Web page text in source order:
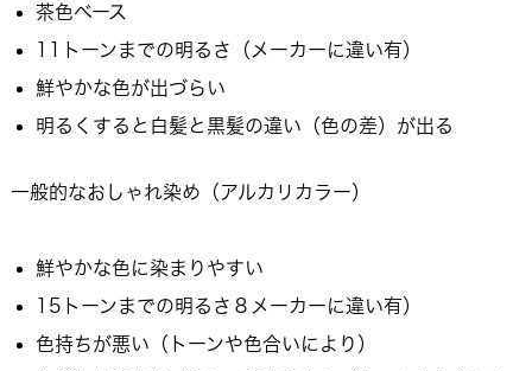
茶色ベース
11トーンまでの明るさ（メーカーに違い有）
鮮やかな色が出づらい
明るくすると白髪と黒髪の違い（色の差）が出る
一般的なおしゃれ染め（アルカリカラー）
鮮やかな色に染まりやすい
15トーンまでの明るさ８メーカーに違い有）
色持ちが悪い（トーンや色合いにより）